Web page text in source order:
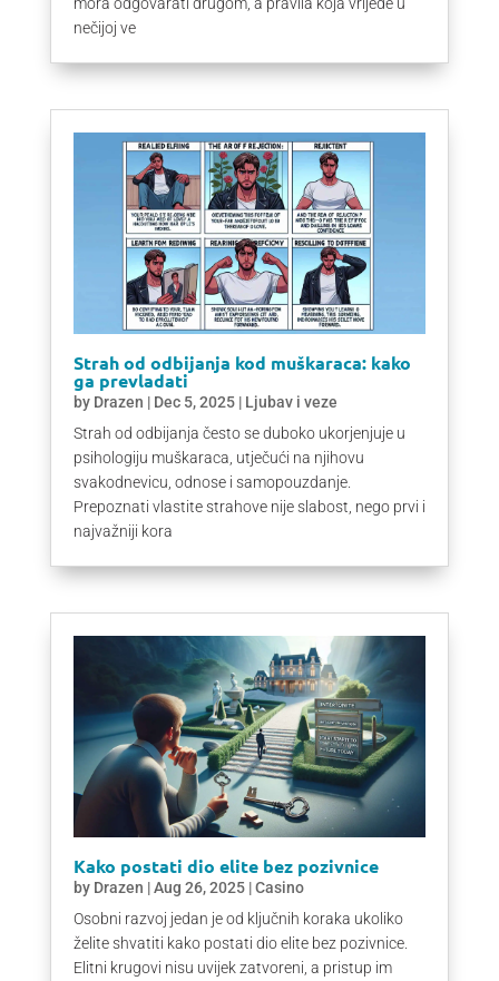
nečijoj ve
Strah od odbijanja kod muškaraca: kako
ga prevladati
by Drazen | Dec 5, 2025| Ljubav i veze
Strah od odbijanja često se duboko ukorjenjuje u
psihologiju muškaraca, utječući na njihovu
svakodnevicu, odnose i samopouzdanje.
Prepoznati vlastite strahove nije slabost, nego prvi i
najvažniji kora
Kako postati dio elite bez pozivnice
by Drazen |Aug 26, 2025|Casino
Osobni razvoj jedan je od ključnih koraka ukoliko
želite shvatiti kako postati dio elite bez pozivnice.
Elitni krugovi nisu uvijek zatvoreni, a pristup im